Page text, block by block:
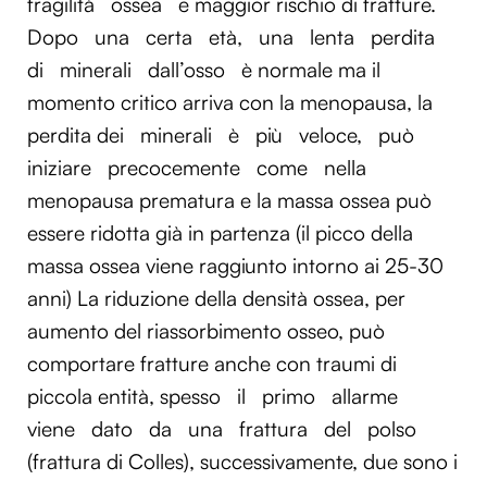
Dopo
una certa età, una lenta
perdita
di
minerali dall’osso
è normale ma il
momento critico arriva con la menopausa, la
perdita dei
minerali è più veloce,
può
iniziare
precocemente come
nella
menopausa prematura e la massa ossea può
essere ridotta già in partenza (il picco della
massa ossea viene raggiunto intorno ai 25-30
anni)​ La riduzione della densità ossea, per
aumento del riassorbimento osseo, può
comportare fratture anche con traumi di
piccola entità, spesso
il primo
allarme
viene
dato da una frattura del
polso
(frattura di Colles), successivamente, due sono i